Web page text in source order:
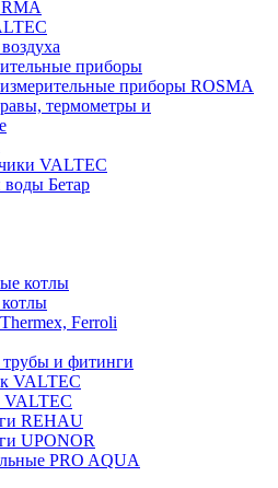
приборы
приборы ROSMA
термометры и
VALTEC
Бетар
котлы
Ferroli
и фитинги
VALTEC
VALTEC
REHAU
UРONOR
PRO AQUA